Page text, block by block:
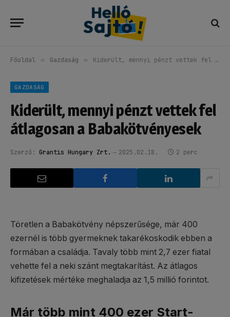
Főoldal » Gazdaság » Kiderült, mennyi pénzt vettek fel átlagosan a Babakötvényesek
GAZDASÁG
Kiderült, mennyi pénzt vettek fel
átlagosan a Babakötvényesek
Szerző: Grantis Hungary Zrt. 2025.02.18. 2 perc
Töretlen a Babakötvény népszerűsége, már 400
ezernél is több gyermeknek takarékoskodik ebben a
formában a családja. Tavaly több mint 2,7 ezer fiatal
vehette fel a neki szánt megtakarítást. Az átlagos
kifizetések mértéke meghaladja az 1,5 millió forintot.
Már több mint 400 ezer Start-